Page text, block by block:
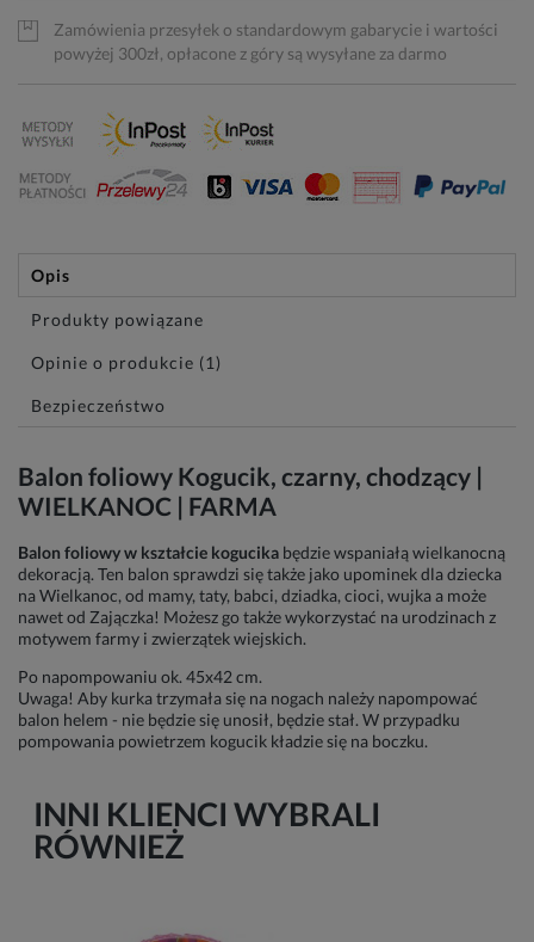
Zamówienia przesyłek o standardowym gabarycie i wartości
powyżej 300zł, opłacone z góry są wysyłane za darmo
Opis
Produkty powiązane
Opinie o produkcie (1)
Bezpieczeństwo
Balon foliowy Kogucik, czarny, chodzący |
WIELKANOC | FARMA
Balon foliowy w kształcie kogucika będzie wspaniałą wielkanocną
dekoracją. Ten balon sprawdzi się także jako upominek dla dziecka
na Wielkanoc, od mamy, taty, babci, dziadka, cioci, wujka a może
nawet od Zajączka! Możesz go także wykorzystać na urodzinach z
motywem farmy i zwierzątek wiejskich.
Po napompowaniu ok. 45x42 cm.
Uwaga! Aby kurka trzymała się na nogach należy napompować
balon helem - nie będzie się unosił, będzie stał. W przypadku
pompowania powietrzem kogucik kładzie się na boczku.
INNI KLIENCI WYBRALI
RÓWNIEŻ